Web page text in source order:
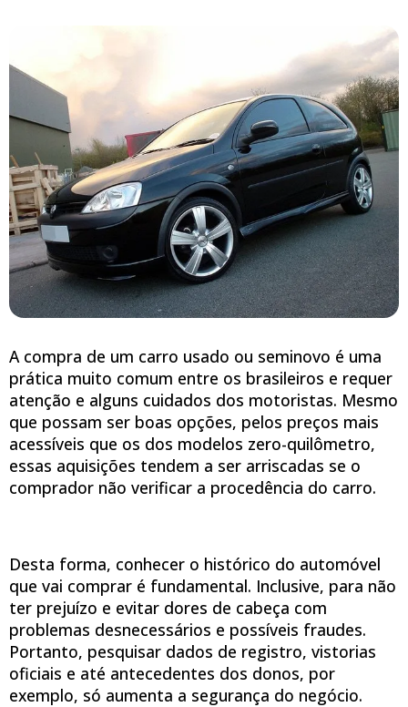
A compra de um carro usado ou seminovo é uma
prática muito comum entre os brasileiros e requer
atenção e alguns cuidados dos motoristas. Mesmo
que possam ser boas opções, pelos preços mais
acessíveis que os dos modelos zero-quilômetro,
essas aquisições tendem a ser arriscadas se o
comprador não verificar a procedência do carro.
Desta forma, conhecer o histórico do automóvel
que vai comprar é fundamental. Inclusive, para não
ter prejuízo e evitar dores de cabeça com
problemas desnecessários e possíveis fraudes.
Portanto, pesquisar dados de registro, vistorias
oficiais e até antecedentes dos donos, por
exemplo, só aumenta a segurança do negócio.